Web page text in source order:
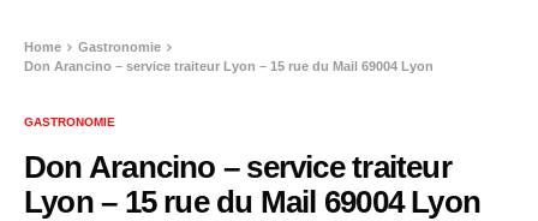
Home
Gastronomie
Don Arancino – service traiteur Lyon – 15 rue du Mail 69004 Lyon
GASTRONOMIE
Don Arancino – service traiteur
Lyon – 15 rue du Mail 69004 Lyon